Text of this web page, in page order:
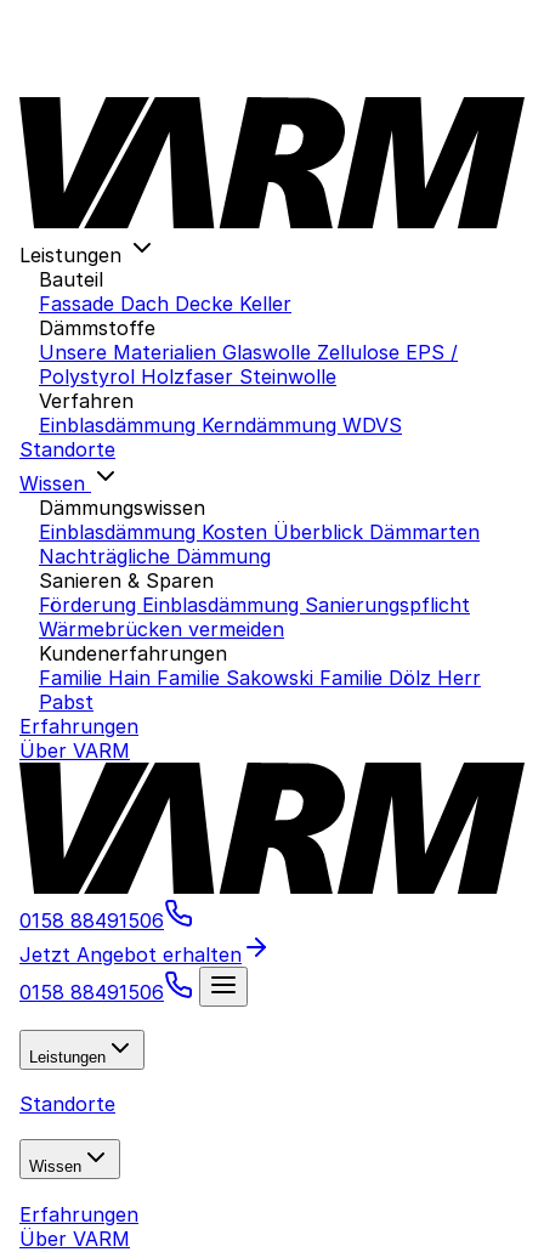
Leistungen
Bauteil
Fassade Dach Decke Keller
Dämmstoffe
Unsere Materialien Glaswolle Zellulose EPS /
Polystyrol Holzfaser Steinwolle
Verfahren
Einblasdämmung Kerndämmung WDVS
Standorte
Wissen
Dämmungswissen
Einblasdämmung Kosten Überblick Dämmarten
Nachträgliche Dämmung
Sanieren & Sparen
Förderung Einblasdämmung Sanierungspflicht
Wärmebrücken vermeiden
Kundenerfahrungen
Familie Hain Familie Sakowski Familie Dölz Herr
Pabst
Erfahrungen
Über VARM
0158 88491506
Jetzt Angebot erhalten
0158 88491506
Leistungen
Standorte
Wissen
Erfahrungen
Über VARM